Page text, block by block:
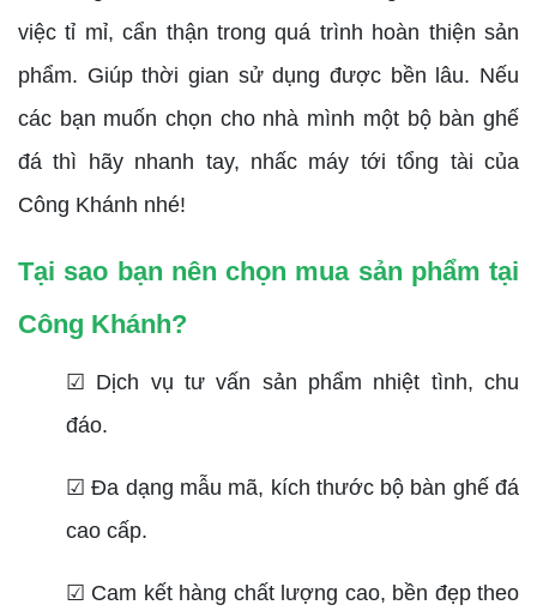
việc tỉ mỉ, cẩn thận trong quá trình hoàn thiện sản
phẩm. Giúp thời gian sử dụng được bền lâu. Nếu
các bạn muốn chọn cho nhà mình một bộ bàn ghế
đá thì hãy nhanh tay, nhấc máy tới tổng tài của
Công Khánh nhé!
Tại sao bạn nên chọn mua sản phẩm tại
Công Khánh?
☑ Dịch vụ tư vấn sản phẩm nhiệt tình, chu
đáo.
☑ Đa dạng mẫu mã, kích thước bộ bàn ghế đá
cao cấp.
☑ Cam kết hàng chất lượng cao, bền đẹp theo